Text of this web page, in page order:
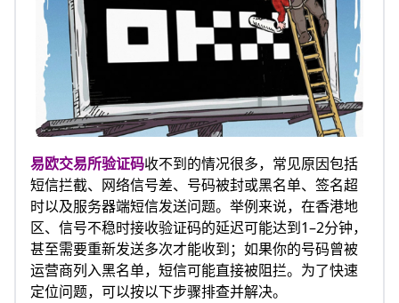
易欧交易所验证码收不到的情况很多，常见原因包括
短信拦截、网络信号差、号码被封或黑名单、签名超
时以及服务器端短信发送问题。举例来说，在香港地
区、信号不稳时接收验证码的延迟可能达到1–2分钟，
甚至需要重新发送多次才能收到；如果你的号码曾被
运营商列入黑名单，短信可能直接被阻拦。为了快速
定位问题，可以按以下步骤排查并解决。